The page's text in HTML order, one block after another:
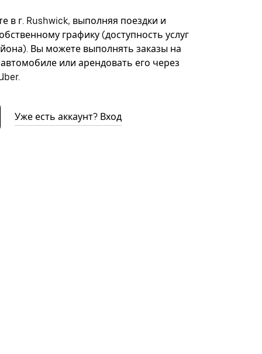
в г. Rushwick, выполняя поездки и
графику (доступность услуг
Вы можете выполнять заказы на
или арендовать его через
Уже есть аккаунт? Вход